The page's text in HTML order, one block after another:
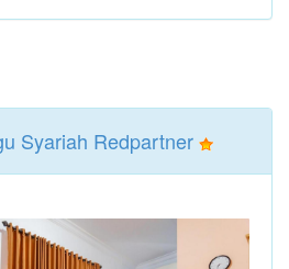
Syariah Redpartner